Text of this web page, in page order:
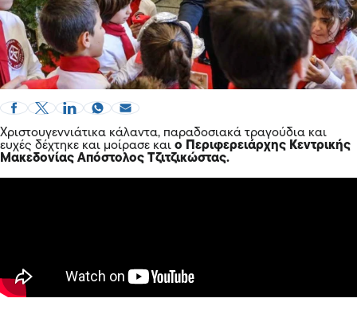
Χριστουγεννιάτικα κάλαντα, παραδοσιακά τραγούδια και
ευχές δέχτηκε και μοίρασε και ο Περιφερειάρχης Κεντρικής
Μακεδονίας Απόστολος Τζιτζικώστας.